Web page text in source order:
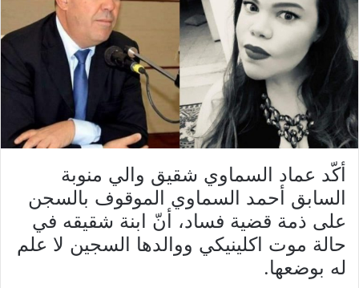
أكّد عماد السماوي شقيق والي منوبة
السابق أحمد السماوي الموقوف بالسجن
على ذمة قضية فساد، أنّ ابنة شقيقه في
حالة موت اكلينيكي ووالدها السجين لا علم
له بوضعها.